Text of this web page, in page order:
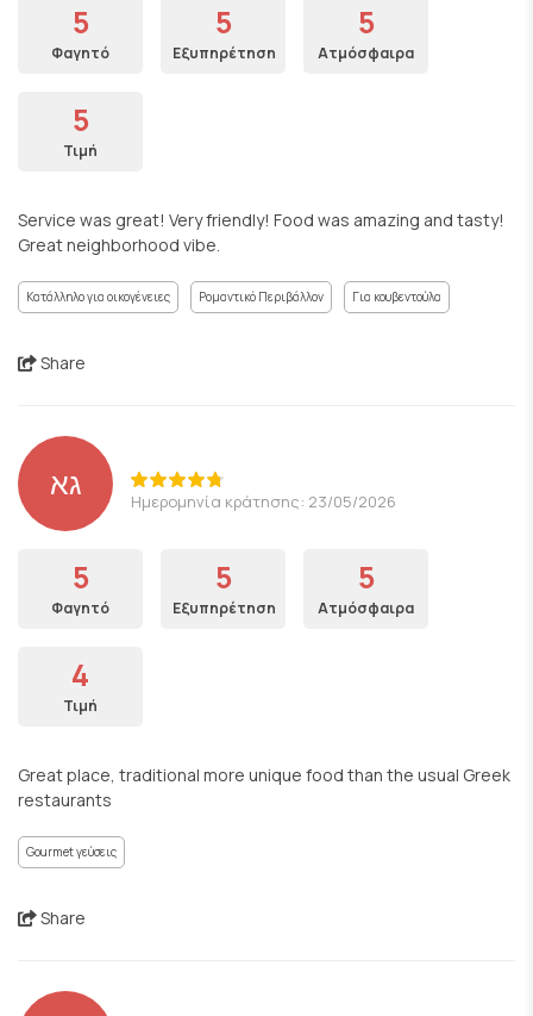
5
Φαγητό
5
Εξυπηρέτηση
5
Ατμόσφαιρα
5
Τιμή
Service was great! Very friendly! Food was amazing and tasty!
Great neighborhood vibe.
Κατάλληλο για οικογένειες Ρομαντικό Περιβάλλον Για κουβεντούλα
Share
גא Ημερομηνία κράτησης: 23/05/2026
5
Φαγητό
5
Εξυπηρέτηση
5
Ατμόσφαιρα
4
Τιμή
Great place, traditional more unique food than the usual Greek
restaurants
Gourmet γεύσεις
Share